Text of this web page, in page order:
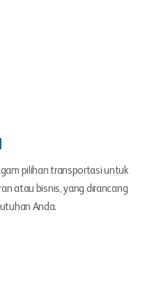
pilihan transportasi untuk
atau bisnis, yang dirancang
Anda.